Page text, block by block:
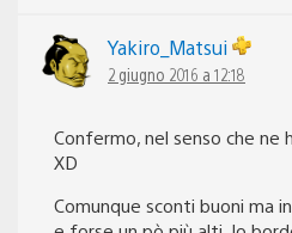
Yakiro_Matsui
2 giugno 2016 a 12:18
Confermo, nel senso che ne
XD
Comunque sconti buoni ma